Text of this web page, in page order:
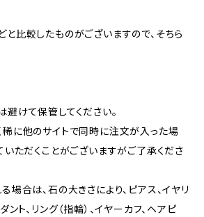
比較したものがございますので、そちら
けて保管してください。
に他のサイトで同時に注文が入った場
いただくことがございますがご了承くださ
場合は、石の大きさにより、ピアス、イヤリ
ント、リング（指輪）、イヤーカフ、ヘアピ